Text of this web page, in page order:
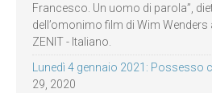
Francesco. Un uomo di parola”,
dell’omonimo film di Wim
ZENIT - Italiano.
Lunedì 4 gennaio 2021: Possesso
29, 2020